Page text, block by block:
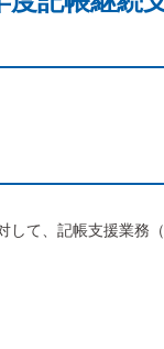
して、記帳支援業務